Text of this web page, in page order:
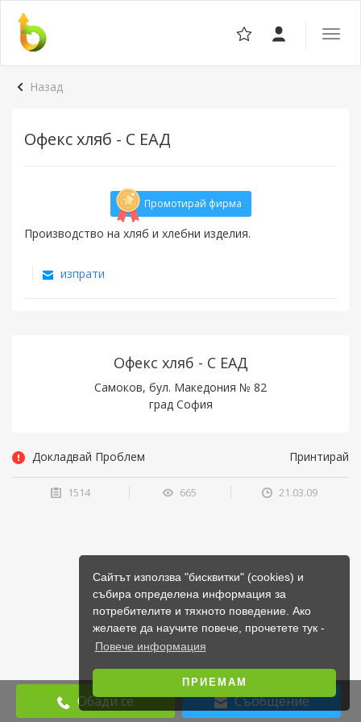
Сайтът използва "бисквитки" (cookies) и
събира определена информация за
потребителите и тяхното поведение. Ако
желаете да научите повече, прочетете тук -
Повече информация
ПРИЕМАМ
Назад
Офекс хляб - С ЕАД
Промотирай фирма
Производство на хляб и хлебни изделия.
изпрати
Офекс хляб - С ЕАД
Самоков, бул. Македония № 82
град София
Обади се Съобщение
Докладвай Проблем Принтирай
1514 665 21.03.09